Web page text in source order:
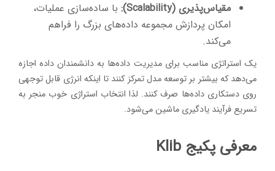
مقیاس‌پذیری (Scalability):
با ساده‌سازی عملیات،
امکان پردازش مجموعه داده‌های بزرگ را فراهم
می‌کند.
یک استراتژی مناسب برای مدیریت داده‌ها به دانشمندان داده اجازه
می‌دهد که بیشتر بر توسعه مدل تمرکز کنند تا اینکه انرژی قابل توجهی
روی دستکاری داده‌ها صرف کنند. لذا انتخاب استراژی خوب منجر به
تسریع فرآیند یادگیری ماشین می‌شود.
معرفی پکیج Klib